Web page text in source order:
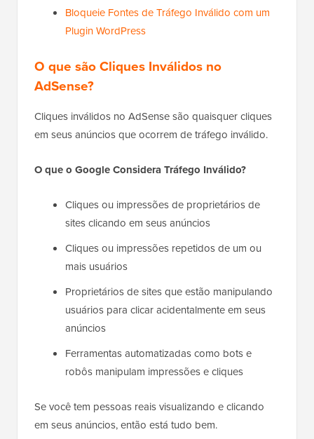
Bloqueie Fontes de Tráfego Inválido com um
Plugin WordPress
O que são Cliques Inválidos no
AdSense?
Cliques inválidos no AdSense são quaisquer cliques
em seus anúncios que ocorrem de tráfego inválido.
O que o Google Considera Tráfego Inválido?
Cliques ou impressões de proprietários de
sites clicando em seus anúncios
Cliques ou impressões repetidos de um ou
mais usuários
Proprietários de sites que estão manipulando
usuários para clicar acidentalmente em seus
anúncios
Ferramentas automatizadas como bots e
robôs manipulam impressões e cliques
Se você tem pessoas reais visualizando e clicando
em seus anúncios, então está tudo bem.